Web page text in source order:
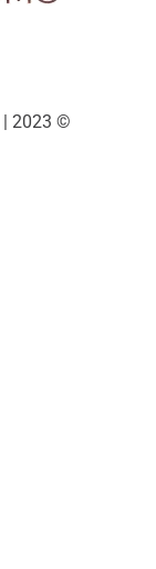
| 2023 ©️